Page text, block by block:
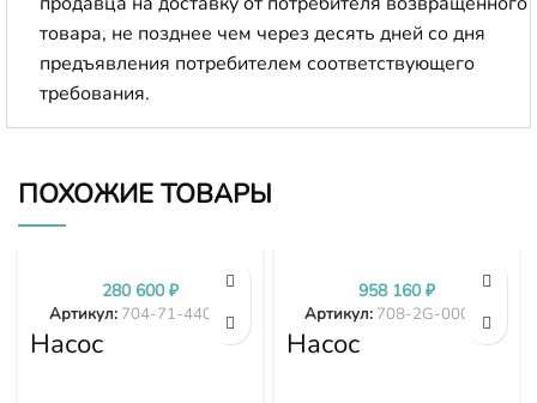
товара, не позднее чем через десять дней со дня
предъявления потребителем соответствующего
требования.
ПОХОЖИЕ ТОВАРЫ
Насос
трансмиссии
Артикул: 704-71-44002
280 600₽
Насос
гидравлики
Артикул: 708-2G-00024
958 160₽